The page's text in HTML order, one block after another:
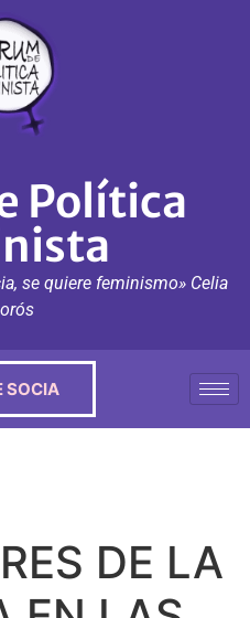
Política
se quiere feminismo» Celia
SOCIA
DE LA